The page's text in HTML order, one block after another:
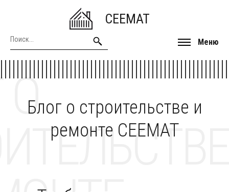
CEEMAT
Меню
Блог о строительстве и
ремонте CEEMAT
О